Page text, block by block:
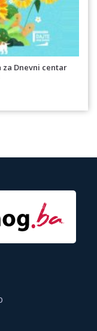
za Dnevni centar